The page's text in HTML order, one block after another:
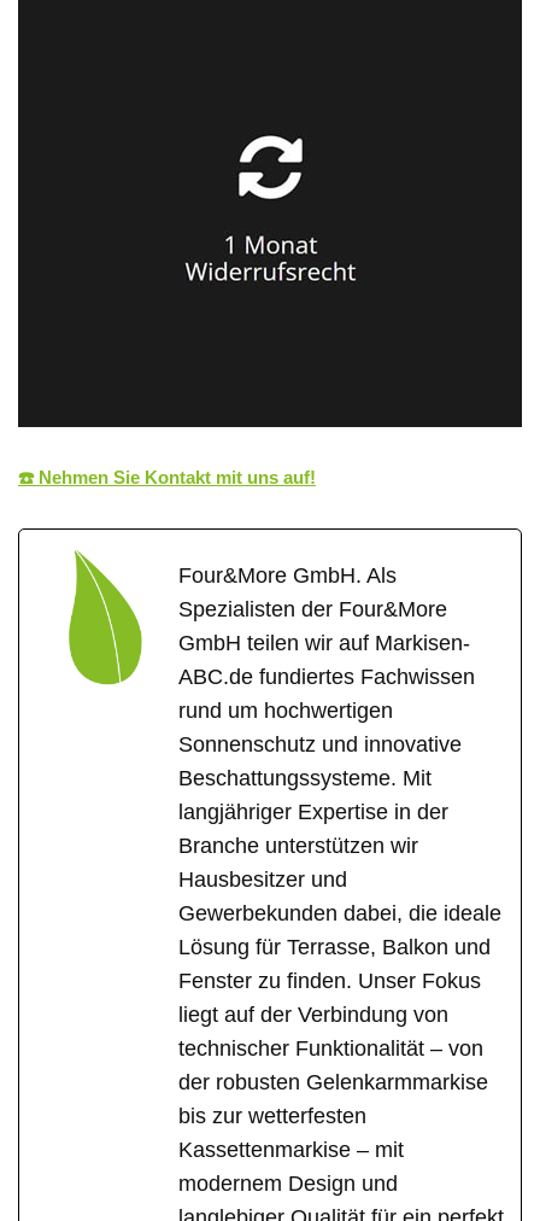
☎️ Nehmen Sie Kontakt mit uns auf!
Four&More GmbH. Als
Spezialisten der Four&More
GmbH teilen wir auf Markisen-
ABC.de fundiertes Fachwissen
rund um hochwertigen
Sonnenschutz und innovative
Beschattungssysteme. Mit
langjähriger Expertise in der
Branche unterstützen wir
Hausbesitzer und
Gewerbekunden dabei, die ideale
Lösung für Terrasse, Balkon und
Fenster zu finden. Unser Fokus
liegt auf der Verbindung von
technischer Funktionalität – von
der robusten Gelenkarmmarkise
bis zur wetterfesten
Kassettenmarkise – mit
modernem Design und